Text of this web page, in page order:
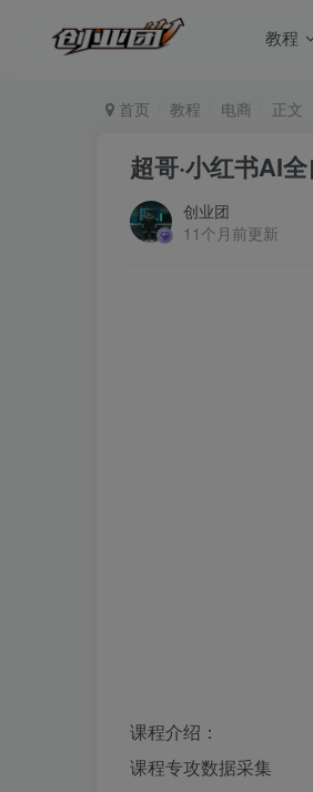
教程
首页 教程 电商 正文
超哥·小红书AI
创业团
11个月前更新
课程介绍：
课程专攻数据采集